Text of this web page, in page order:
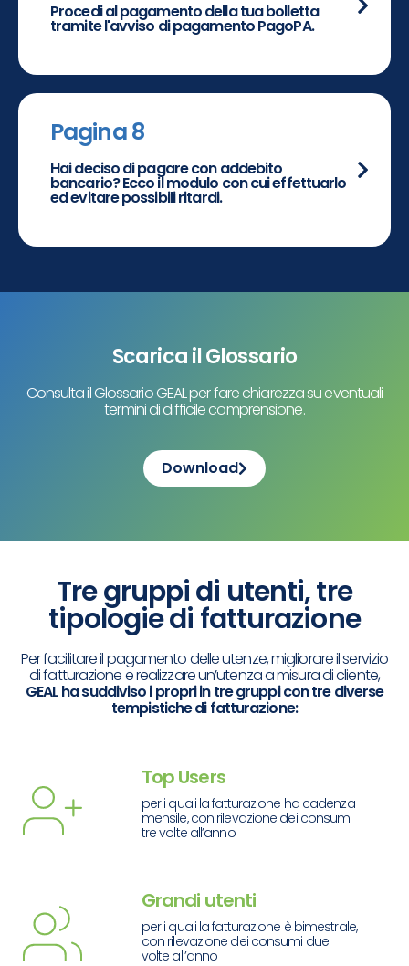
Procedi al pagamento della tua bolletta
tramite l'avviso di pagamento PagoPA.
Pagina 8
Hai deciso di pagare con addebito
bancario? Ecco il modulo con cui effettuarlo
ed evitare possibili ritardi.
Scarica il Glossario
Consulta il Glossario GEAL per fare chiarezza su eventuali
termini di difficile comprensione.
Download
Tre gruppi di utenti, tre
tipologie di fatturazione
Per facilitare il pagamento delle utenze, migliorare il servizio
di fatturazione e realizzare un’utenza a misura di cliente,
GEAL ha suddiviso i propri in tre gruppi con tre diverse
tempistiche di fatturazione:
Top Users
per i quali la fatturazione ha cadenza
mensile, con rilevazione dei consumi
tre volte all’anno
Grandi utenti
per i quali la fatturazione è bimestrale,
con rilevazione dei consumi due
volte all’anno